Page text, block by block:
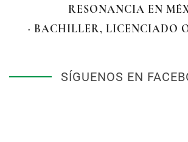
RESONANCIA EN
· BACHILLER, LICENCIADO
SÍGUENOS EN